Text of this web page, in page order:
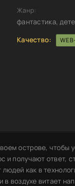
Жанр:
фантастика,
Качество:
острове, чтобы
и получают ответ,
как в
воздухе витает